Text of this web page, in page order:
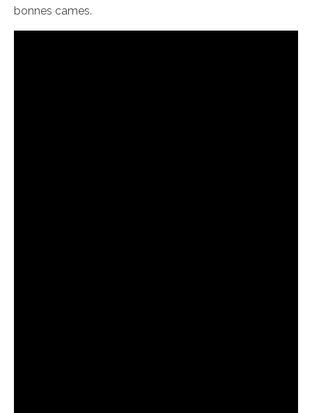
bonnes cames.